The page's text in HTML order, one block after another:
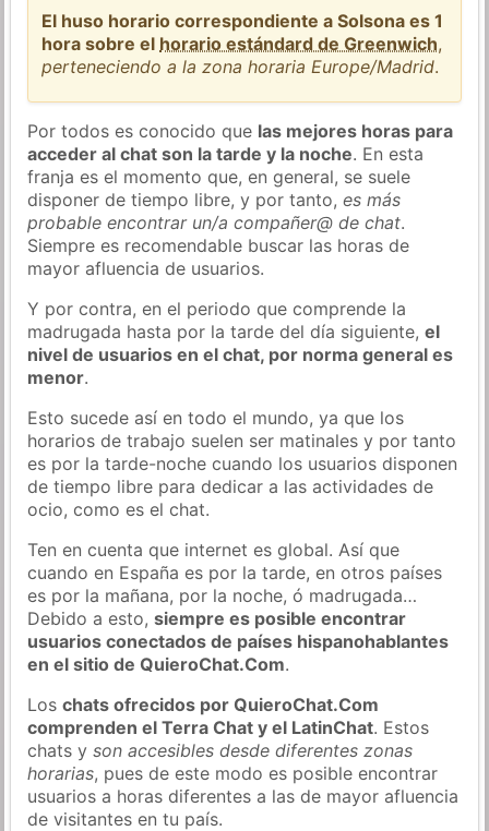
El huso horario correspondiente a Solsona es 1
hora sobre el horario estándard de Greenwich,
perteneciendo a la zona horaria Europe/Madrid.
Por todos es conocido que las mejores horas para
acceder al chat son la tarde y la noche. En esta
franja es el momento que, en general, se suele
disponer de tiempo libre, y por tanto,es más
probable encontrar un/a compañer@ de chat.
Siempre es recomendable buscar las horas de
mayor afluencia de usuarios.
Y por contra, en el periodo que comprende la
madrugada hasta por la tarde del día siguiente,el
nivel de usuarios en el chat, por norma general es
menor.
Esto sucede así en todo el mundo, ya que los
horarios de trabajo suelen ser matinales y por tanto
es por la tarde-noche cuando los usuarios disponen
de tiempo libre para dedicar a las actividades de
ocio, como es el chat.
Ten en cuenta que internet es global. Así que
cuando en España es por la tarde, en otros países
es por la mañana, por la noche, ó madrugada…
Debido a esto,siempre es posible encontrar
usuarios conectados de países hispanohablantes
en el sitio de QuieroChat.Com.
Loschats ofrecidos por QuieroChat.Com
comprenden el Terra Chat y el LatinChat. Estos
chats yson accesibles desde diferentes zonas
horarias, pues de este modo es posible encontrar
usuarios a horas diferentes a las de mayor afluencia
de visitantes en tu país.